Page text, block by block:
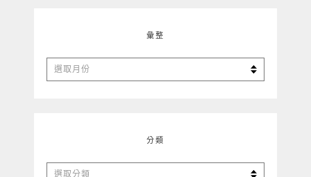
彙整
彙
整
分類
分